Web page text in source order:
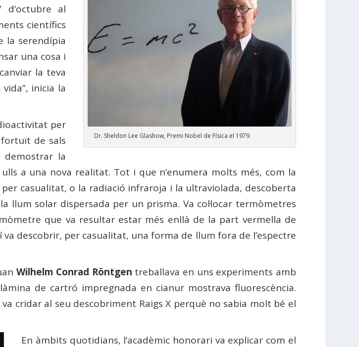
Dr. Sheldon Lee Glashow, Premi Nobel de Física el 1979
al
científics
la serendípia
una cosa i
la teva
inicia la
per
de sals
la
a una nova realitat. Tot i que n’enumera molts més, com la
casualitat, o la radiació infraroja i la ultraviolada, descoberta
llum solar dispersada per un prisma. Va col·locar termòmetres
que va resultar estar més enllà de la part vermella de
descobrir, per casualitat, una forma de llum fora de l’espectre
Wilhelm Conrad Röntgen treballava en uns experiments amb
de cartró impregnada en cianur mostrava fluorescència.
cridar al seu descobriment Raigs X perquè no sabia molt bé el
En àmbits quotidians, l’acadèmic honorari va explicar com el